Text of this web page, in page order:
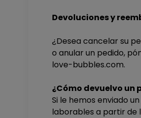
Devoluciones y
¿Desea cancelar su
o anular un pedido,
love-bubbles.com.
¿Cómo devuelvo un
Si le hemos enviado
laborables a partir de